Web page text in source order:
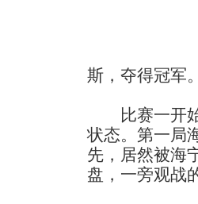
斯，夺得冠军。
比赛一开始
状态。第一局
先，居然被海
盘，一旁观战